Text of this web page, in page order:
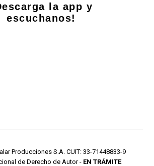
la app y
escuchanos!
Producciones S.A. CUIT: 33-71448833-9
de Derecho de Autor - EN TRÁMITE